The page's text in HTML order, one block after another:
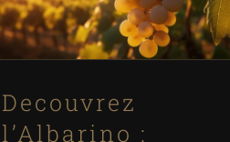
cepage aux aromes floraux
et fruites
Decouvrez
l’Albarino :